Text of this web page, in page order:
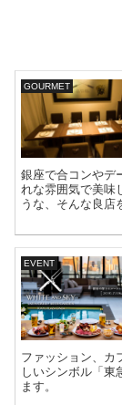
GOURMET
銀座で合コンやデ
れな雰囲気で美味
うな、そんな良店
EVENT
ファッション、カ
しいシンボル「東
ます。